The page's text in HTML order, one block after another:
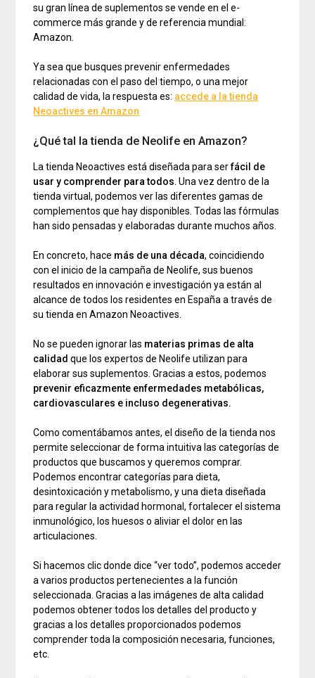
su gran línea de suplementos se vende en el e-
commerce más grande y de referencia mundial:
Amazon.
Ya sea que busques prevenir enfermedades
relacionadas con el paso del tiempo, o una mejor
calidad de vida, la respuesta es: accede a la tienda
Neoactives en Amazon
¿Qué tal la tienda de Neolife en Amazon?
La tienda Neoactives está diseñada para serfácil de
usar y comprender para todos . Una vez dentro de la
tienda virtual, podemos ver las diferentes gamas de
complementos que hay disponibles. Todas las fórmulas
han sido pensadas y elaboradas durante muchos años.
En concreto, hace más de una década, coincidiendo
con el inicio de la campaña de Neolife, sus buenos
resultados en innovación e investigación ya están al
alcance de todos los residentes en España a través de
su tienda en Amazon Neoactives.
No se pueden ignorar las materias primas de alta
calidadque los expertos de Neolife utilizan para
elaborar sus suplementos. Gracias a estos, podemos
prevenir eficazmente enfermedades metabólicas,
cardiovasculares e incluso degenerativas.
Como comentábamos antes, el diseño de la tienda nos
permite seleccionar de forma intuitiva las categorías de
productos que buscamos y queremos comprar.
Podemos encontrar categorías para dieta,
desintoxicación y metabolismo, y una dieta diseñada
para regular la actividad hormonal, fortalecer el sistema
inmunológico, los huesos o aliviar el dolor en las
articulaciones.
Si hacemos clic donde dice “ver todo”, podemos acceder
a varios productos pertenecientes a la función
seleccionada. Gracias a las imágenes de alta calidad
podemos obtener todos los detalles del producto y
gracias a los detalles proporcionados podemos
comprender toda la composición necesaria, funciones,
etc.